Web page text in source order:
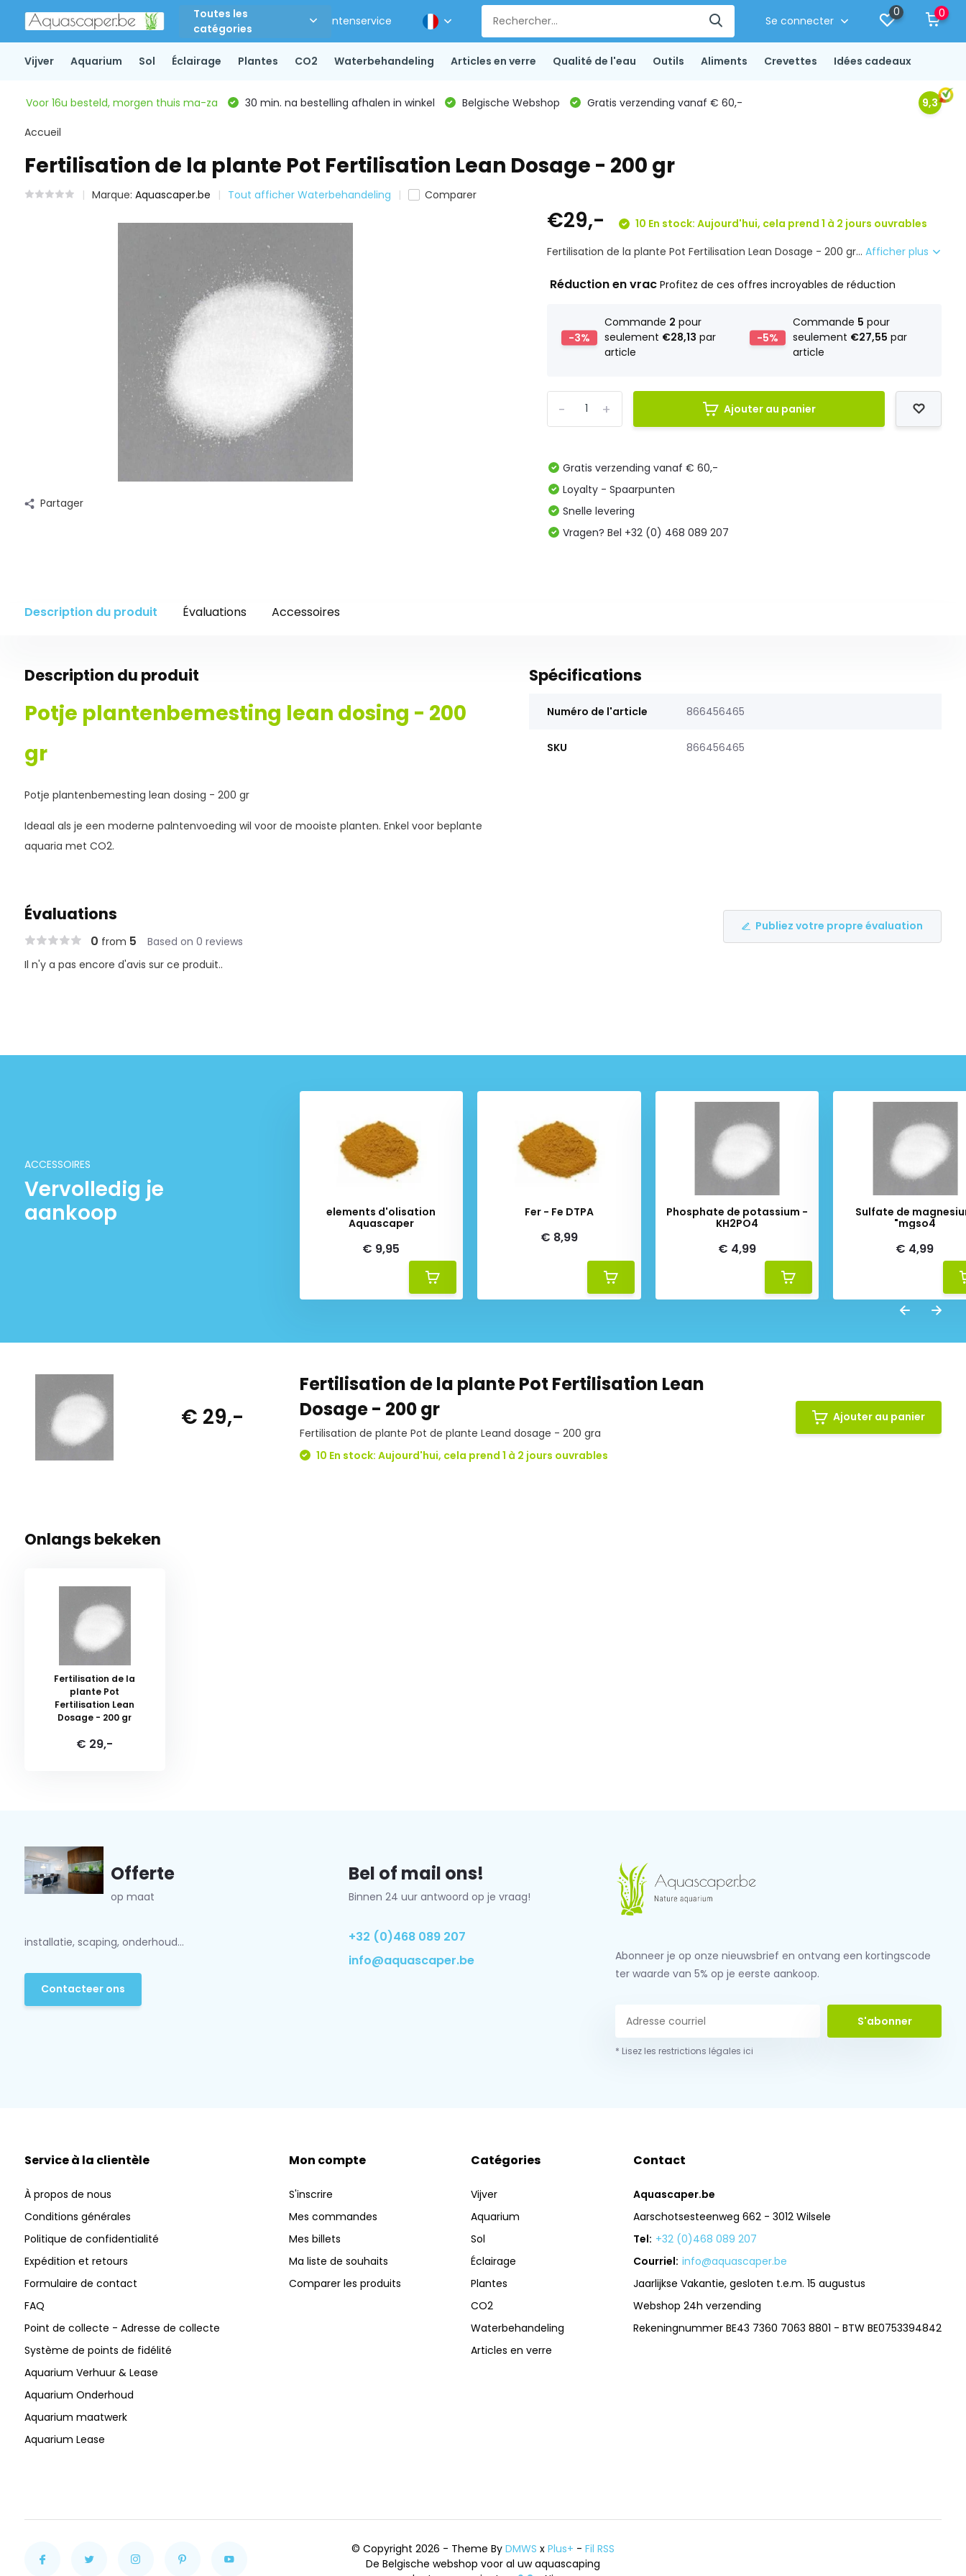
Toutes les
catégories
Klantenservice Se connecter
0 0
Vijver Aquarium Sol Éclairage Plantes CO2 Waterbehandeling Articles en verre Qualité de l'eau Outils Aliments Crevettes Idées cadeaux
Voor 16u besteld, morgen thuis ma-za 30 min. na bestelling afhalen in winkel Belgische Webshop Gratis verzending vanaf € 60,- 9,3
Accueil
Fertilisation de la plante Pot Fertilisation Lean Dosage - 200 gr
Marque: Aquascaper.be Tout afficher Waterbehandeling Comparer
Partager
€29,-
10 En stock: Aujourd'hui, cela prend 1 à 2 jours ouvrables
Fertilisation de la plante Pot Fertilisation Lean Dosage - 200 gr...Afficher plus
Réduction en vracProfitez de ces offres incroyables de réduction
-3%
Commande 2 pour
seulement €28,13 par
article
-5%
Commande 5 pour
seulement €27,55 par
article
+
- Ajouter au panier
Gratis verzending vanaf € 60,-
Loyalty - Spaarpunten
Snelle levering
Vragen? Bel +32 (0) 468 089 207
Description du produit Évaluations Accessoires
Description du produit
Potje plantenbemesting lean dosing - 200
gr
Potje plantenbemesting lean dosing - 200 gr
Ideaal als je een moderne palntenvoeding wil voor de mooiste planten. Enkel voor beplante
aquaria met CO2.
Spécifications
Numéro de l'article 866456465
SKU 866456465
Évaluations
0 from 5 Based on 0 reviews
Publiez votre propre évaluation
Il n'y a pas encore d'avis sur ce produit..
ACCESSOIRES
Vervolledig je
aankoop
calcium - caso44
elements d'olisation
Aquascaper
€ 9,95
Fer - Fe DTPA
€ 8,99
Phosphate de potassium -
KH2PO4
€ 4,99
Sulfate de
"mgso4
€ 4,99
€ 29,-
Fertilisation de la plante Pot Fertilisation Lean
Dosage - 200 gr
Fertilisation de plante Pot de plante Leand dosage - 200 gra
10 En stock: Aujourd'hui, cela prend 1 à 2 jours ouvrables
Ajouter au panier
Onlangs bekeken
Fertilisation de la
plante Pot
Fertilisation Lean
Dosage - 200 gr
€ 29,-
Offerte
op maat
installatie, scaping, onderhoud...
Contacteer ons
Bel of mail ons!
Binnen 24 uur antwoord op je vraag!
+32 (0)468 089 207
info@aquascaper.be
Abonneer je op onze nieuwsbrief en ontvang een kortingscode
ter waarde van 5% op je eerste aankoop.
S'abonner
* Lisez les restrictions légales ici
Service à la clientèle
À propos de nous
Conditions générales
Politique de confidentialité
Expédition et retours
Formulaire de contact
FAQ
Point de collecte - Adresse de collecte
Système de points de fidélité
Aquarium Verhuur & Lease
Aquarium Onderhoud
Aquarium maatwerk
Aquarium Lease
Mon compte
S'inscrire
Mes commandes
Mes billets
Ma liste de souhaits
Comparer les produits
Catégories
Vijver
Aquarium
Sol
Éclairage
Plantes
CO2
Waterbehandeling
Articles en verre
Contact
Aquascaper.be
Aarschotsesteenweg 662 - 3012 Wilsele
Tel: +32 (0)468 089 207
Courriel: info@aquascaper.be
Jaarlijkse Vakantie, gesloten t.e.m. 15 augustus
Webshop 24h verzending
Rekeningnummer BE43 7360 7063 8801 - BTW BE0753394842
© Copyright 2026 - Theme By DMWS x Plus+ - Fil RSS
De Belgische webshop voor al uw aquascaping